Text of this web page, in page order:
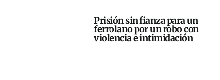
Prisión sin fianza para un
ferrolano por un robo con
violencia e intimidación